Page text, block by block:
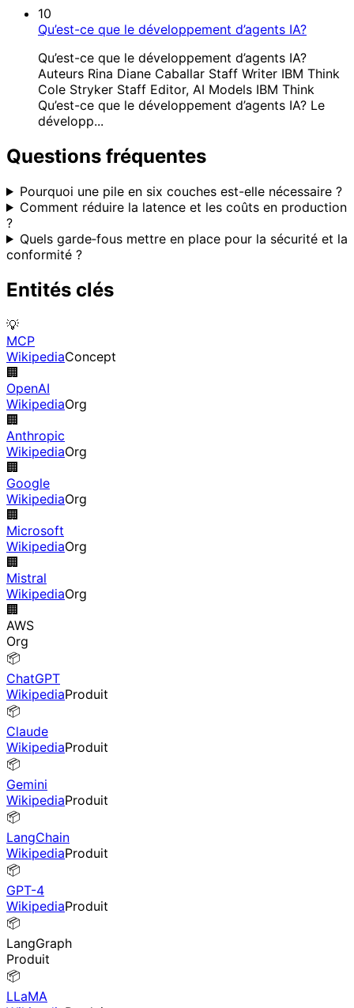
10
Qu’est-ce que le développement d’agents IA?
Qu’est-ce que le développement d’agents IA?
Auteurs Rina Diane Caballar Staff Writer IBM Think
Cole Stryker Staff Editor, AI Models IBM Think
Qu’est-ce que le développement d’agents IA? Le
développ...
Questions fréquentes
Pourquoi une pile en six couches est-elle nécessaire ?
Comment réduire la latence et les coûts en production
?
Quels garde‑fous mettre en place pour la sécurité et la
conformité ?
Entités clés
💡
MCP
WikipediaConcept
🏢
OpenAI
WikipediaOrg
🏢
Anthropic
WikipediaOrg
🏢
Google
WikipediaOrg
🏢
Microsoft
WikipediaOrg
🏢
Mistral
WikipediaOrg
🏢
AWS
Org
📦
ChatGPT
WikipediaProduit
📦
Claude
WikipediaProduit
📦
Gemini
WikipediaProduit
📦
LangChain
WikipediaProduit
📦
GPT-4
WikipediaProduit
📦
LangGraph
Produit
📦
LLaMA